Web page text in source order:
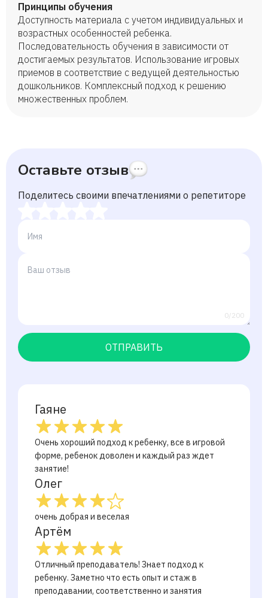
Принципы обучения
Доступность материала с учетом индивидуальных и
возрастных особенностей ребенка.
Последовательность обучения в зависимости от
достигаемых результатов. Использование игровых
приемов в соответствие с ведущей деятельностью
дошкольников. Комплексный подход к решению
множественных проблем.
Оставьте отзыв
Поделитесь своими впечатлениями о репетиторе
0/200
ОТПРАВИТЬ
Гаяне
Очень хороший подход к ребенку, все в игровой
форме, ребенок доволен и каждый раз ждет
занятие!
Олег
очень добрая и веселая
Артём
Отличный преподаватель! Знает подход к
ребенку. Заметно что есть опыт и стаж в
преподавании, соответственно и занятия